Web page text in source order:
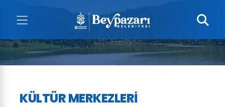
KÜLTÜR MERKEZLERI